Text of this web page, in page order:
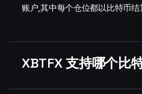
账户,其中每个仓位都以比特币结
XBTFX 支持哪个比